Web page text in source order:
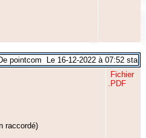
pointcom Le 16-12-2022 à 07:52 sta
raccordé)
Fichier
.PDF